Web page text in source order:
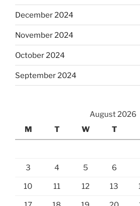
December 2024
November 2024
October 2024
September 2024
August 2026
M
T W T
3 4 5 6
10 11 12 13